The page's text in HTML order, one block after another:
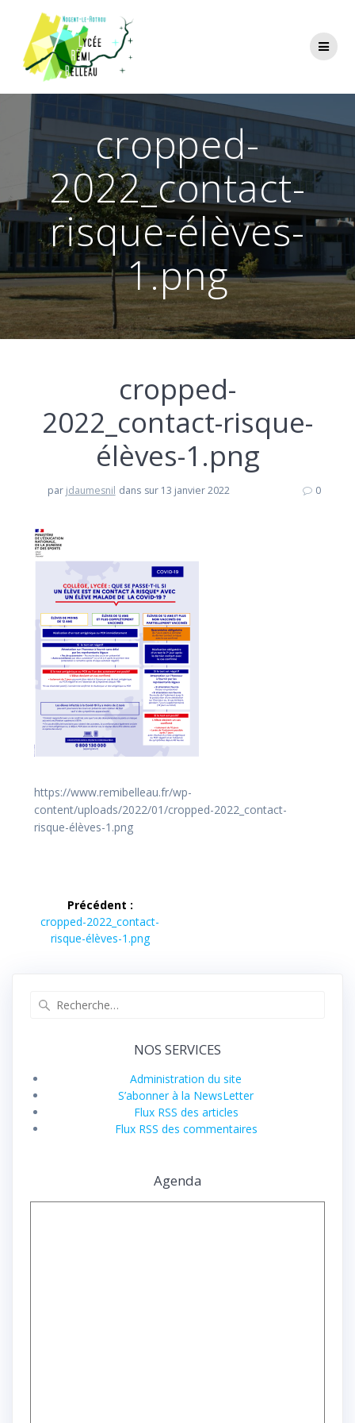
cropped-
2022_contact-
risque-élèves-
1.png
cropped-
2022_contact-risque-
élèves-1.png
par jdaumesnil dans sur 13 janvier 2022 0
https://www.remibelleau.fr/wp-
content/uploads/2022/01/cropped-2022_contact-
risque-élèves-1.png
Navigation
de
Précédent :
Article
précédent :
cropped-2022_contact-
risque-élèves-1.png
NOS SERVICES
Administration du site
S’abonner à la NewsLetter
Flux RSS des articles
Flux RSS des commentaires
Agenda